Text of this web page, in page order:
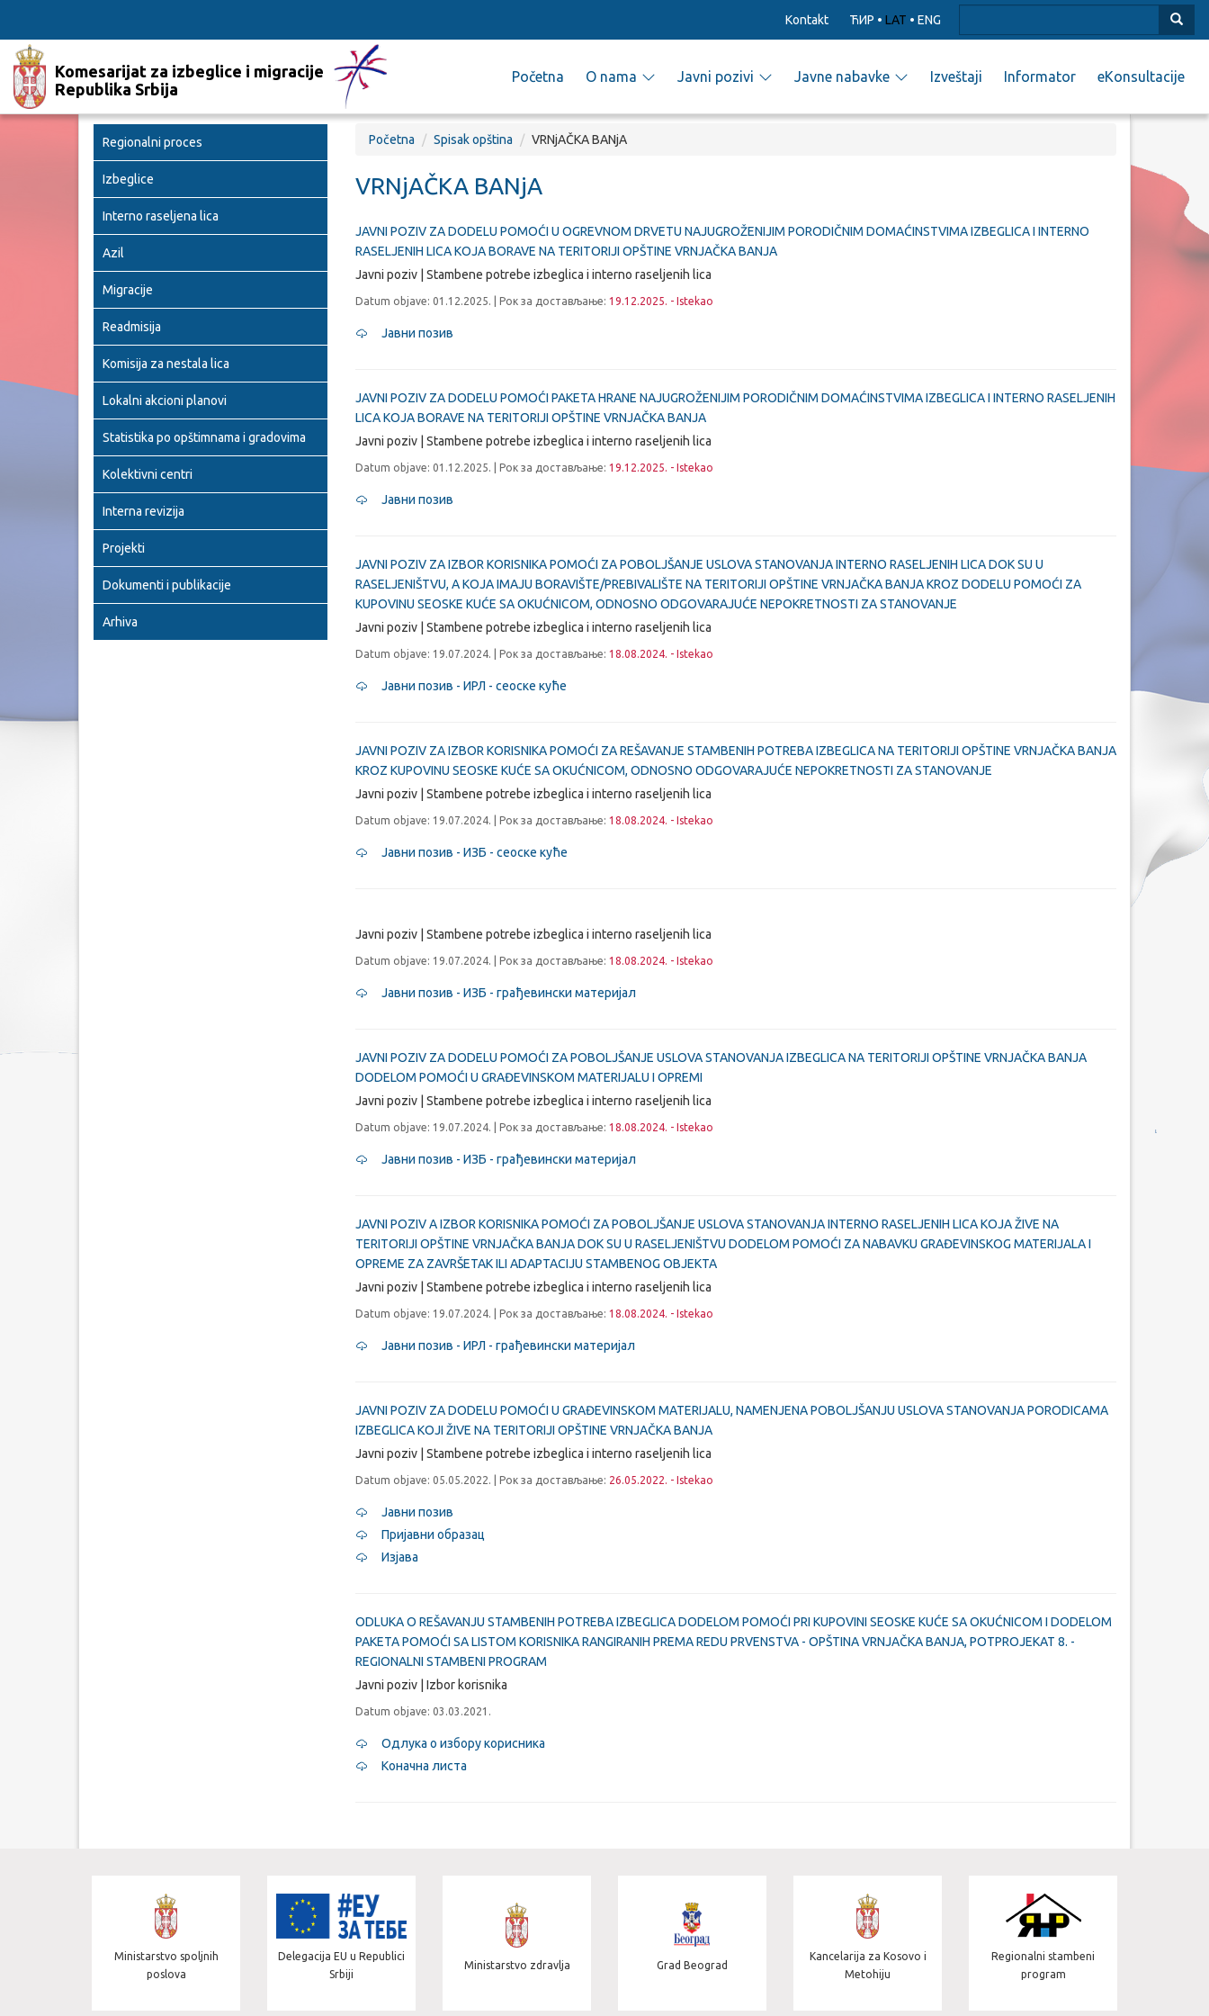
Kontakt ЋИР •LAT •ENG
Komesarijat za izbeglice i migracije
Republika Srbija
Početna O nama Javni pozivi Javne nabavke Izveštaji Informator eKonsultacije
Regionalni proces
Izbeglice
Interno raseljena lica
Azil
Migracije
Readmisija
Komisija za nestala lica
Lokalni akcioni planovi
Statistika po opštimnama i gradovima
Kolektivni centri
Interna revizija
Projekti
Dokumenti i publikacije
Arhiva
Početna Spisak opština VRNjAČKA BANjA
VRNjAČKA BANjA
JAVNI POZIV ZA DODELU POMOĆI U OGREVNOM DRVETU NAJUGROŽENIJIM PORODIČNIM DOMAĆINSTVIMA IZBEGLICA I INTERNO
RASELJENIH LICA KOJA BORAVE NA TERITORIJI OPŠTINE VRNJAČKA BANJA
Javni poziv | Stambene potrebe izbeglica i interno raseljenih lica
Datum objave: 01.12.2025. | Рок за достављање: 19.12.2025. - Istekao
Јавни позив
JAVNI POZIV ZA DODELU POMOĆI PAKETA HRANE NAJUGROŽENIJIM PORODIČNIM DOMAĆINSTVIMA IZBEGLICA I INTERNO RASELJENIH
LICA KOJA BORAVE NA TERITORIJI OPŠTINE VRNJAČKA BANJA
Javni poziv | Stambene potrebe izbeglica i interno raseljenih lica
Datum objave: 01.12.2025. | Рок за достављање: 19.12.2025. - Istekao
Јавни позив
JAVNI POZIV ZA IZBOR KORISNIKA POMOĆI ZA POBOLJŠANJE USLOVA STANOVANJA INTERNO RASELJENIH LICA DOK SU U
RASELJENIŠTVU, A KOJA IMAJU BORAVIŠTE/PREBIVALIŠTE NA TERITORIJI OPŠTINE VRNJAČKA BANJA KROZ DODELU POMOĆI ZA
KUPOVINU SEOSKE KUĆE SA OKUĆNICOM, ODNOSNO ODGOVARAJUĆE NEPOKRETNOSTI ZA STANOVANJE
Javni poziv | Stambene potrebe izbeglica i interno raseljenih lica
Datum objave: 19.07.2024. | Рок за достављање: 18.08.2024. - Istekao
Јавни позив - ИРЛ - сеоске куће
JAVNI POZIV ZA IZBOR KORISNIKA POMOĆI ZA REŠAVANJE STAMBENIH POTREBA IZBEGLICA NA TERITORIJI OPŠTINE VRNJAČKA BANJA
KROZ KUPOVINU SEOSKE KUĆE SA OKUĆNICOM, ODNOSNO ODGOVARAJUĆE NEPOKRETNOSTI ZA STANOVANJE
Javni poziv | Stambene potrebe izbeglica i interno raseljenih lica
Datum objave: 19.07.2024. | Рок за достављање: 18.08.2024. - Istekao
Јавни позив - ИЗБ - сеоске куће
Javni poziv | Stambene potrebe izbeglica i interno raseljenih lica
Datum objave: 19.07.2024. | Рок за достављање: 18.08.2024. - Istekao
Јавни позив - ИЗБ - грађевински материјал
JAVNI POZIV ZA DODELU POMOĆI ZA POBOLJŠANJE USLOVA STANOVANJA IZBEGLICA NA TERITORIJI OPŠTINE VRNJAČKA BANJA
DODELOM POMOĆI U GRAĐEVINSKOM MATERIJALU I OPREMI
Javni poziv | Stambene potrebe izbeglica i interno raseljenih lica
Datum objave: 19.07.2024. | Рок за достављање: 18.08.2024. - Istekao
Јавни позив - ИЗБ - грађевински материјал
JAVNI POZIV A IZBOR KORISNIKA POMOĆI ZA POBOLJŠANJE USLOVA STANOVANJA INTERNO RASELJENIH LICA KOJA ŽIVE NA
TERITORIJI OPŠTINE VRNJAČKA BANJA DOK SU U RASELJENIŠTVU DODELOM POMOĆI ZA NABAVKU GRAĐEVINSKOG MATERIJALA I
OPREME ZA ZAVRŠETAK ILI ADAPTACIJU STAMBENOG OBJEKTA
Javni poziv | Stambene potrebe izbeglica i interno raseljenih lica
Datum objave: 19.07.2024. | Рок за достављање: 18.08.2024. - Istekao
Јавни позив - ИРЛ - грађевински материјал
JAVNI POZIV ZA DODELU POMOĆI U GRAĐEVINSKOM MATERIJALU, NAMENJENA POBOLJŠANJU USLOVA STANOVANJA PORODICAMA
IZBEGLICA KOJI ŽIVE NA TERITORIJI OPŠTINE VRNJAČKA BANJA
Javni poziv | Stambene potrebe izbeglica i interno raseljenih lica
Datum objave: 05.05.2022. | Рок за достављање: 26.05.2022. - Istekao
Јавни позив
Пријавни образац
Изјава
ODLUKA O REŠAVANJU STAMBENIH POTREBA IZBEGLICA DODELOM POMOĆI PRI KUPOVINI SEOSKE KUĆE SA OKUĆNICOM I DODELOM
PAKETA POMOĆI SA LISTOM KORISNIKA RANGIRANIH PREMA REDU PRVENSTVA - OPŠTINA VRNJAČKA BANJA, POTPROJEKAT 8. -
REGIONALNI STAMBENI PROGRAM
Javni poziv | Izbor korisnika
Datum objave: 03.03.2021.
Одлука о избору корисника
Коначна листа
Ministarstvo spoljnih
poslova
Delegacija EU u Republici
Srbiji
Ministarstvo zdravlja Grad Beograd
Kancelarija za Kosovo i
Metohiju
Regionalni stambeni
program